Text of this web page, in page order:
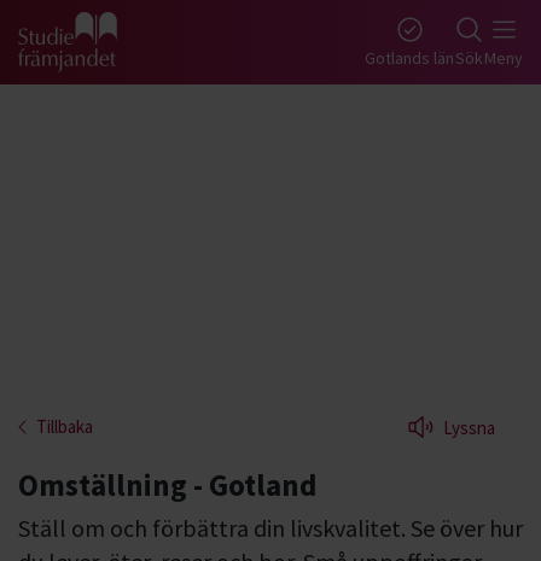
Gå till studiefrämjandets startsida Gotlands länSökMeny
Tillbaka Lyssna
Omställning - Gotland
Ställ om och förbättra din livskvalitet. Se över hur